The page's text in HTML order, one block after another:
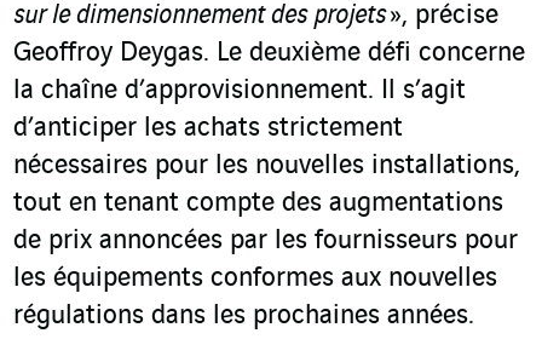
sur le dimensionnement des projets», précise
Geoffroy Deygas. Le deuxième défi concerne
la chaîne d’approvisionnement. Il s’agit
d’anticiper les achats strictement
nécessaires pour les nouvelles installations,
tout en tenant compte des augmentations
de prix annoncées par les fournisseurs pour
les équipements conformes aux nouvelles
régulations dans les prochaines années.